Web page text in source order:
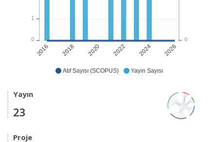
Atıf Sayısı (SCOPUS) Yayın Sayısı
2016 2018 2020 2022 2024 2026
0
1
0
Yayın
23
Proje